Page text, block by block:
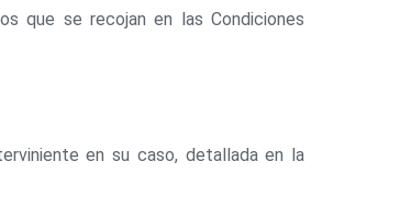
que se recojan en las Condiciones
en su caso, detallada en la